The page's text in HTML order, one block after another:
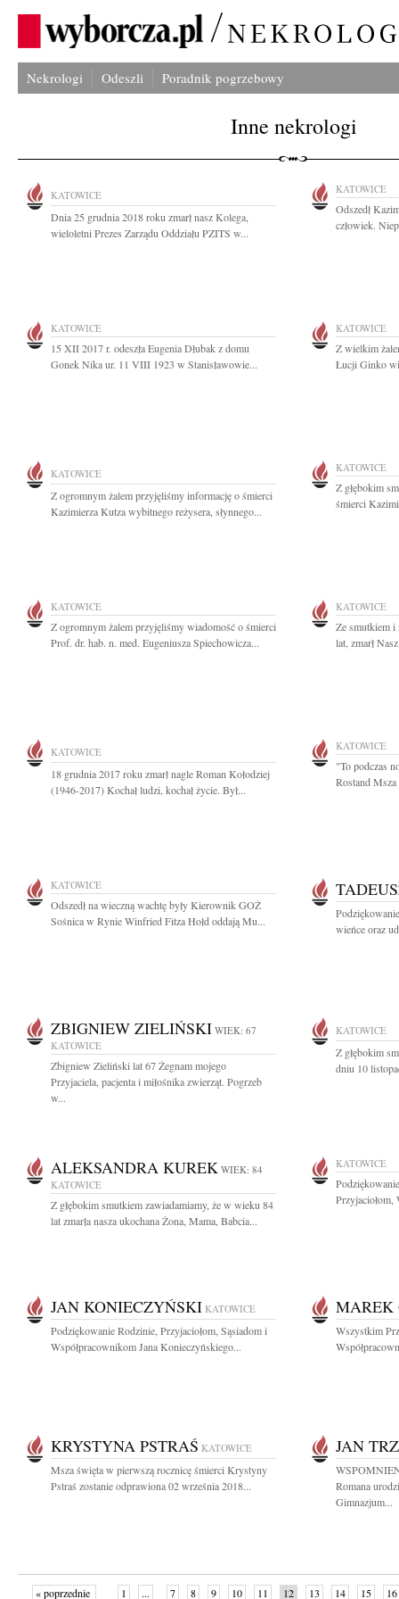
Nekrologi Odeszli Poradnik pogrzebowy
Inne nekrologi
KATOWICE
Dnia 25 grudnia 2018 roku zmarł nasz Kolega,
wieloletni Prezes Zarządu Oddziału PZITS w...
KATOWICE
Odszedł
człowiek.
KATOWICE
15 XII 2017 r. odeszła Eugenia Dłubak z domu
Gonek Nika ur. 11 VIII 1923 w Stanisławowie...
KATOWICE
Z wielkim
Łucji Ginko
KATOWICE
Z ogromnym żalem przyjęliśmy informację o śmierci
Kazimierza Kutza wybitnego reżysera, słynnego...
KATOWICE
Z głębokim
śmierci
KATOWICE
Z ogromnym żalem przyjęliśmy wiadomość o śmierci
Prof. dr. hab. n. med. Eugeniusza Spiechowicza...
KATOWICE
Ze smutkiem i
lat, zmarł
KATOWICE
18 grudnia 2017 roku zmarł nagle Roman Kołodziej
(1946-2017) Kochał ludzi, kochał życie. Był...
KATOWICE
"To podczas
Rostand
KATOWICE
Odszedł na wieczną wachtę były Kierownik GOŻ
Sośnica w Rynie Winfried Fitza Hołd oddają Mu...
wieńce oraz
ZBIGNIEW ZIELIŃSKI WIEK: 67
KATOWICE
Zbigniew Zieliński lat 67 Żegnam mojego
Przyjaciela, pacjenta i miłośnika zwierząt. Pogrzeb
w...
KATOWICE
Z głębokim
dniu 10
ALEKSANDRA KUREK WIEK: 84
KATOWICE
Z głębokim smutkiem zawiadamiamy, że w wieku 84
lat zmarła nasza ukochana Żona, Mama, Babcia...
KATOWICE
Przyjaciołom,
JAN KONIECZYŃSKI KATOWICE
Podziękowanie Rodzinie, Przyjaciołom, Sąsiadom i
Współpracownikom Jana Konieczyńskiego...
MAREK
Wszystkim
KRYSTYNA PSTRAŚ KATOWICE
Msza święta w pierwszą rocznicę śmierci Krystyny
Pstraś zostanie odprawiona 02 września 2018...
JAN
Romana
Gimnazjum...
« poprzednie 1 ... 7 8 9 10 11 12 13 14 15 16